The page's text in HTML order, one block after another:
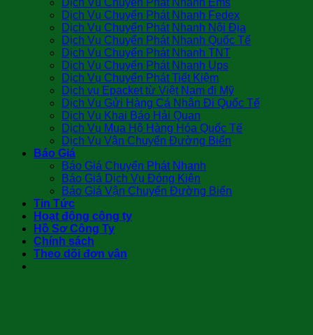
Dịch Vụ Chuyển Phát Nhanh Ems
Dịch Vụ Chuyển Phát Nhanh Fedex
Dịch Vụ Chuyển Phát Nhanh Nội Địa
Dịch Vụ Chuyển Phát Nhanh Quốc Tế
Dịch Vụ Chuyển Phát Nhanh TNT
Dịch Vụ Chuyển Phát Nhanh Ups
Dịch Vụ Chuyển Phát Tiết Kiệm
Dịch vụ Epacket từ Việt Nam đi Mỹ
Dịch Vụ Gửi Hàng Cá Nhân Đi Quốc Tế
Dịch Vụ Khai Báo Hải Quan
Dịch Vụ Mua Hộ Hàng Hóa Quốc Tế
Dịch Vụ Vận Chuyển Đường Biển
Báo Giá
Báo Giá Chuyển Phát Nhanh
Báo Giá Dịch Vụ Đóng Kiện
Báo Giá Vận Chuyển Đường Biển
Tin Tức
Hoạt động công ty
Hồ Sơ Công Ty
Chính sách
Theo dõi đơn vận